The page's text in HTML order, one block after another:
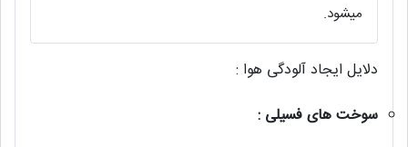
میشود.
دلایل ایجاد آلودگی هوا :
سوخت های فسیلی :